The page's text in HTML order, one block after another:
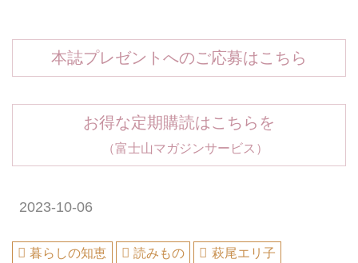
本誌プレゼントへのご応募はこちら
お得な定期購読はこちらを
（富士山マガジンサービス）
2023-10-06
暮らしの知恵 読みもの
萩尾エリ子